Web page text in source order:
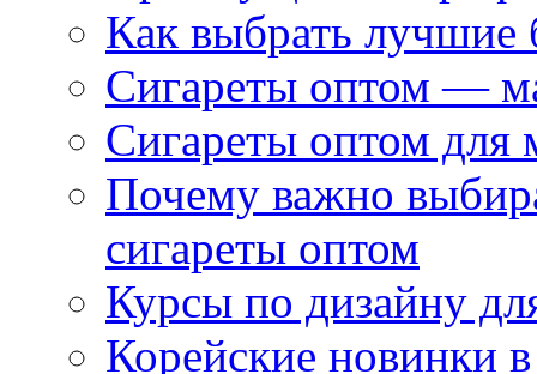
Как выбрать
Сигареты оптом —
Сигареты оптом для
Почему важно
сигареты оптом
Курсы по дизайну
Корейские новинки